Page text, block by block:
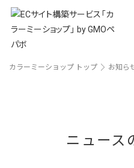
カラーミーショップ トップ お知ら
ニュース